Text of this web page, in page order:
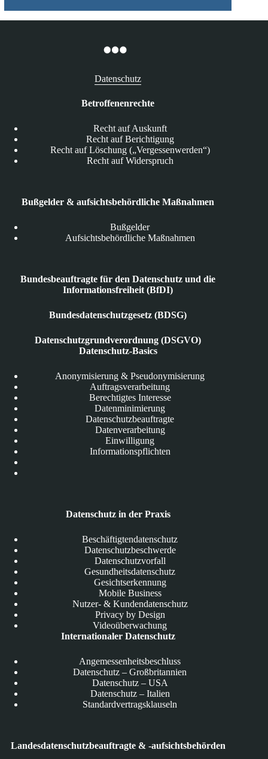
Datenschutz
Betroffenenrechte
Recht auf Auskunft
Recht auf Berichtigung
Recht auf Löschung („Vergessenwerden“)
Recht auf Widerspruch
Bußgelder & aufsichtsbehördliche Maßnahmen
Bußgelder
Aufsichtsbehördliche Maßnahmen
Bundesbeauftragte für den Datenschutz und die
Informationsfreiheit (BfDI)
Bundesdatenschutzgesetz (BDSG)
Datenschutzgrundverordnung (DSGVO)
Datenschutz-Basics
Anonymisierung & Pseudonymisierung
Auftragsverarbeitung
Berechtigtes Interesse
Datenminimierung
Datenschutzbeauftragte
Datenverarbeitung
Einwilligung
Informationspflichten
Datenschutz in der Praxis
Beschäftigtendatenschutz
Datenschutzbeschwerde
Datenschutzvorfall
Gesundheitsdatenschutz
Gesichtserkennung
Mobile Business
Nutzer- & Kundendatenschutz
Privacy by Design
Videoüberwachung
Internationaler Datenschutz
Angemessenheitsbeschluss
Datenschutz – Großbritannien
Datenschutz – USA
Datenschutz – Italien
Standardvertragsklauseln
Landesdatenschutzbeauftragte & -aufsichtsbehörden